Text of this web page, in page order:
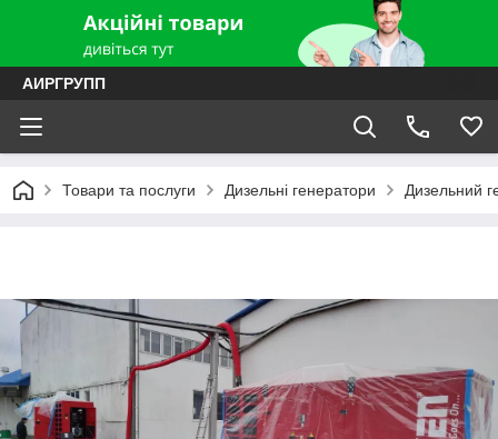
АИРГРУПП
Товари та послуги Дизельні генератори Дизельний